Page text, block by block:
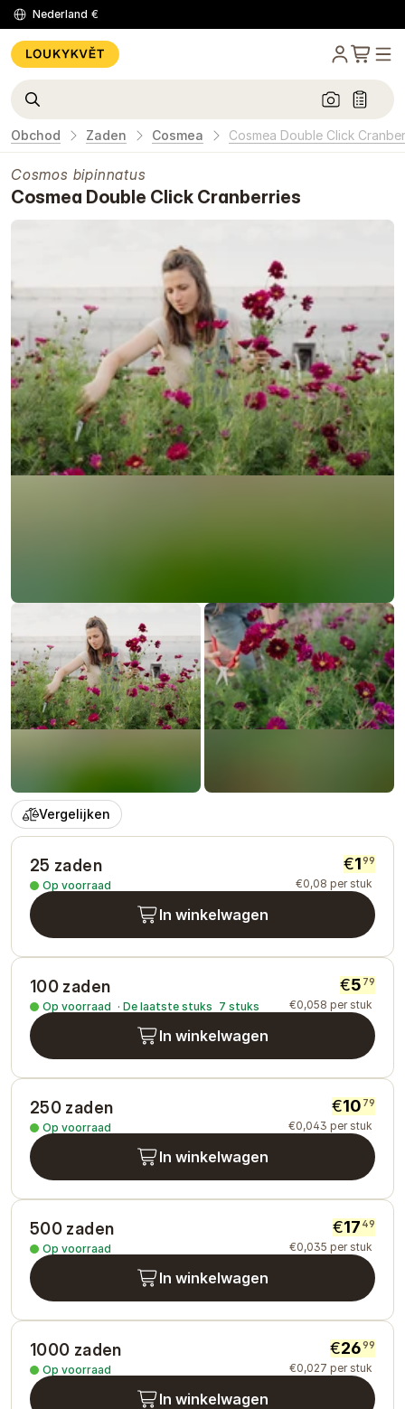
Nederland €
Obchod Zaden Cosmea Cosmea Double Click
Cosmos bipinnatus
Cosmea Double Click Cranberries
Vergelijken
25 zaden
Op voorraad
€199
€0,08 per stuk
In winkelwagen
100 zaden
Op voorraad · De laatste stuks 7 stuks
€5 79
€0,058 per stuk
In winkelwagen
250 zaden
Op voorraad
€10 79
€0,043 per stuk
In winkelwagen
500 zaden
Op voorraad
€17 49
€0,035 per stuk
In winkelwagen
1000 zaden
Op voorraad
€2699
€0,027 per stuk
In winkelwagen